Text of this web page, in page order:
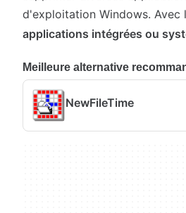
d'exploitation Windows. Avec
applications intégrées ou
Meilleure alternative
NewFileTime